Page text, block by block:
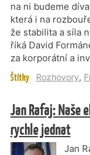
na ni budeme
která i na
že stabilita a síla
říká David
za korporátní a
Štítky Rozhovory,
Jan Rafaj: Naše
rychle jednat
Jan